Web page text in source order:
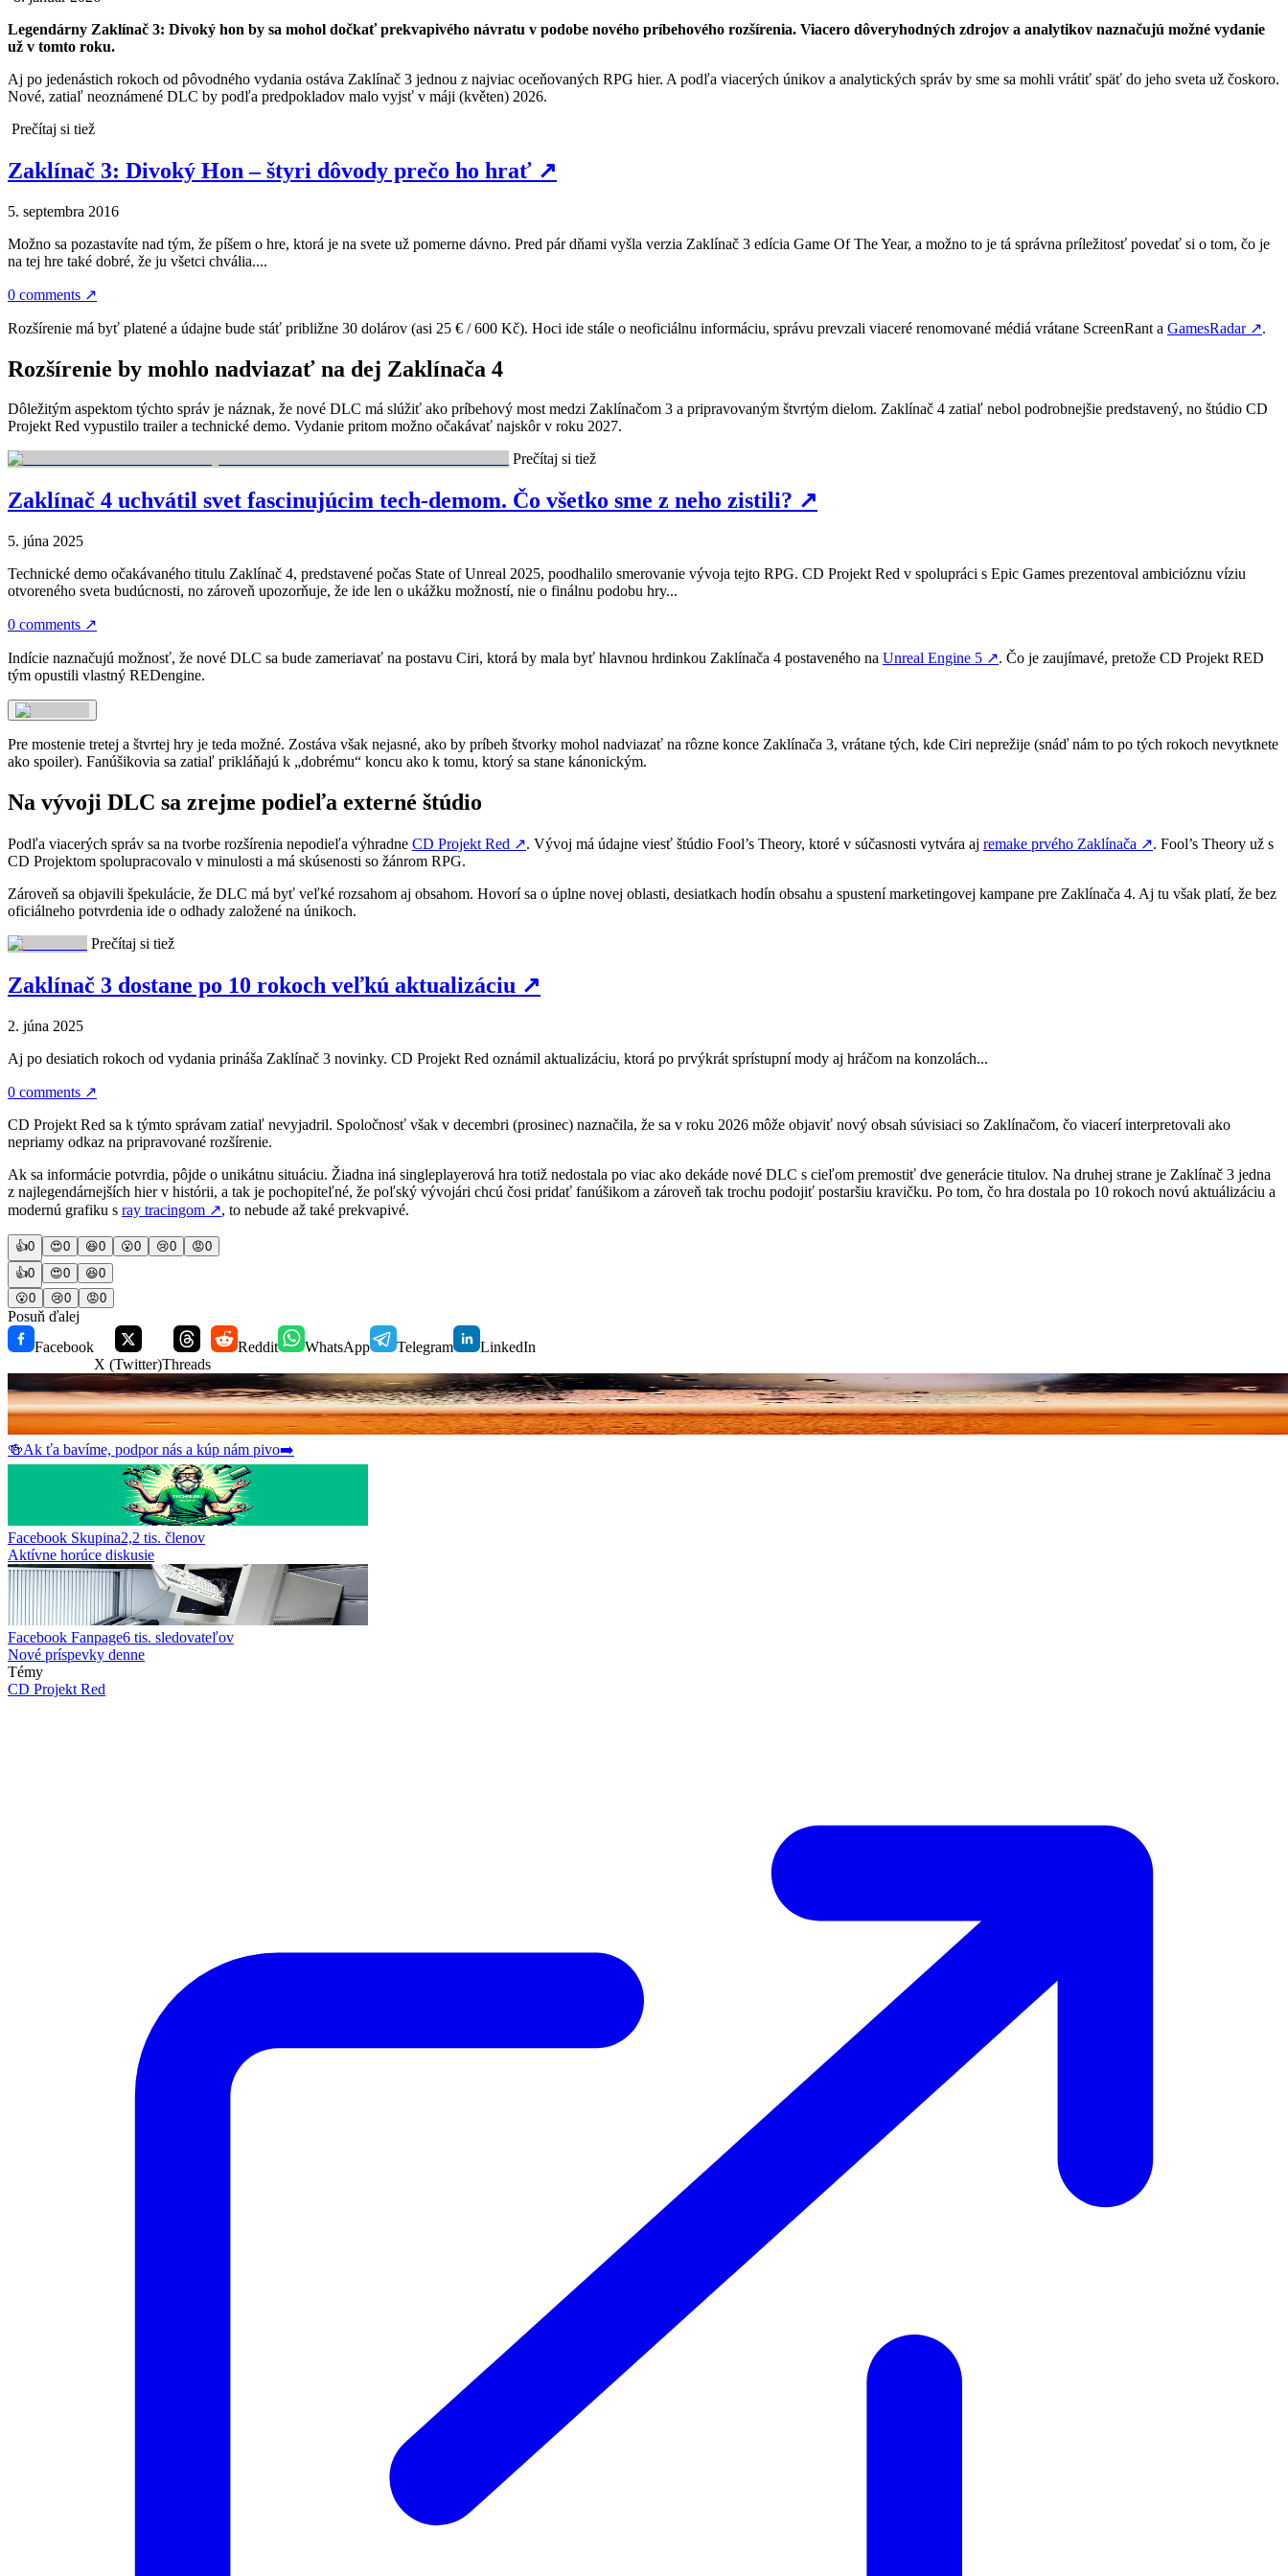
Legendárny Zaklínač 3: Divoký hon by sa mohol dočkať prekvapivého návratu v podobe nového príbehového rozšírenia. Viacero dôveryhodných zdrojov a analytikov naznačujú možné vydanie
už v tomto roku.
Aj po jedenástich rokoch od pôvodného vydania ostáva Zaklínač 3 jednou z najviac oceňovaných RPG hier. A podľa viacerých únikov a analytických správ by sme sa mohli vrátiť späť do jeho sveta už čoskoro.
Nové, zatiaľ neoznámené DLC by podľa predpokladov malo vyjsť v máji (květen) 2026.
Prečítaj si tiež
Zaklínač 3: Divoký Hon – štyri dôvody prečo ho hrať ↗
5. septembra 2016
Možno sa pozastavíte nad tým, že píšem o hre, ktorá je na svete už pomerne dávno. Pred pár dňami vyšla verzia Zaklínač 3 edícia Game Of The Year, a možno to je tá správna príležitosť povedať si o tom, čo je
na tej hre také dobré, že ju všetci chvália....
0 comments ↗
Rozšírenie má byť platené a údajne bude stáť približne 30 dolárov (asi 25 € / 600 Kč). Hoci ide stále o neoficiálnu informáciu, správu prevzali viaceré renomované médiá vrátane ScreenRant a GamesRadar↗.
Rozšírenie by mohlo nadviazať na dej Zaklínača 4
Dôležitým aspektom týchto správ je náznak, že nové DLC má slúžiť ako príbehový most medzi Zaklínačom 3 a pripravovaným štvrtým dielom. Zaklínač 4 zatiaľ nebol podrobnejšie predstavený, no štúdio CD
Projekt Red vypustilo trailer a technické demo. Vydanie pritom možno očakávať najskôr v roku 2027.
Prečítaj si tiež
Zaklínač 4 uchvátil svet fascinujúcim tech-demom. Čo všetko sme z neho zistili? ↗
5. júna 2025
Technické demo očakávaného titulu Zaklínač 4, predstavené počas State of Unreal 2025, poodhalilo smerovanie vývoja tejto RPG. CD Projekt Red v spolupráci s Epic Games prezentoval ambicióznu víziu
otvoreného sveta budúcnosti, no zároveň upozorňuje, že ide len o ukážku možností, nie o finálnu podobu hry...
0 comments ↗
Indície naznačujú možnosť, že nové DLC sa bude zameriavať na postavu Ciri, ktorá by mala byť hlavnou hrdinkou Zaklínača 4 postaveného na Unreal Engine 5 ↗. Čo je zaujímavé, pretože CD Projekt RED
tým opustili vlastný REDengine.
Pre mostenie tretej a štvrtej hry je teda možné. Zostáva však nejasné, ako by príbeh štvorky mohol nadviazať na rôzne konce Zaklínača 3, vrátane tých, kde Ciri neprežije (snáď nám to po tých rokoch nevytknete
ako spoiler). Fanúšikovia sa zatiaľ prikláňajú k „dobrému“ koncu ako k tomu, ktorý sa stane kánonickým.
Na vývoji DLC sa zrejme podieľa externé štúdio
Podľa viacerých správ sa na tvorbe rozšírenia nepodieľa výhradne CD Projekt Red ↗. Vývoj má údajne viesť štúdio Fool’s Theory, ktoré v súčasnosti vytvára aj remake prvého Zaklínača ↗. Fool’s Theory už s
CD Projektom spolupracovalo v minulosti a má skúsenosti so žánrom RPG.
Zároveň sa objavili špekulácie, že DLC má byť veľké rozsahom aj obsahom. Hovorí sa o úplne novej oblasti, desiatkach hodín obsahu a spustení marketingovej kampane pre Zaklínača 4. Aj tu však platí, že bez
oficiálneho potvrdenia ide o odhady založené na únikoch.
Prečítaj si tiež
Zaklínač 3 dostane po 10 rokoch veľkú aktualizáciu ↗
2. júna 2025
Aj po desiatich rokoch od vydania prináša Zaklínač 3 novinky. CD Projekt Red oznámil aktualizáciu, ktorá po prvýkrát sprístupní mody aj hráčom na konzolách...
0 comments ↗
CD Projekt Red sa k týmto správam zatiaľ nevyjadril. Spoločnosť však v decembri (prosinec) naznačila, že sa v roku 2026 môže objaviť nový obsah súvisiaci so Zaklínačom, čo viacerí interpretovali ako
nepriamy odkaz na pripravované rozšírenie.
Ak sa informácie potvrdia, pôjde o unikátnu situáciu. Žiadna iná singleplayerová hra totiž nedostala po viac ako dekáde nové DLC s cieľom premostiť dve generácie titulov. Na druhej strane je Zaklínač 3 jedna
z najlegendárnejších hier v histórii, a tak je pochopiteľné, že poľský vývojári chcú čosi pridať fanúšikom a zároveň tak trochu podojiť postaršiu kravičku. Po tom, čo hra dostala po 10 rokoch novú aktuálizáciu a
modernú grafiku s ray tracingom ↗, to nebude až také prekvapivé.
👍0 😍0 😆0 😮0 😢0 😡0
👍0 😍0 😆0
😮0 😢0 😡0
Posuň ďalej
Facebook
X (Twitter)Threads
Reddit WhatsApp Telegram LinkedIn
🍻Ak ťa bavíme, podpor nás a kúp nám pivo➡️
Facebook Skupina2,2 tis. členov
Aktívne horúce diskusie
Facebook Fanpage6 tis. sledovateľov
Nové príspevky denne
Témy
CD Projekt Red